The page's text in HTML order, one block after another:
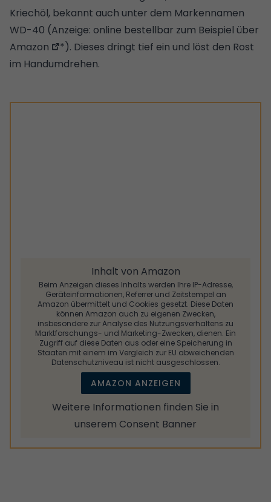
Kriechöl, bekannt auch unter dem Markennamen
WD-40 (Anzeige: online bestellbar zum Beispiel über
Amazon
*). Dieses dringt tief ein und löst den Rost
im Handumdrehen.
Inhalt von Amazon
Beim Anzeigen dieses Inhalts werden Ihre IP-Adresse,
Geräteinformationen, Referrer und Zeitstempel an
Amazon übermittelt und Cookies gesetzt. Diese Daten
können Amazon auch zu eigenen Zwecken,
insbesondere zur Analyse des Nutzungsverhaltens zu
Marktforschungs- und Marketing-Zwecken, dienen. Ein
Zugriff auf diese Daten aus oder eine Speicherung in
Staaten mit einem im Vergleich zur EU abweichenden
Datenschutzniveau ist nicht ausgeschlossen.
AMAZON ANZEIGEN
Weitere Informationen finden Sie in
unserem Consent Banner